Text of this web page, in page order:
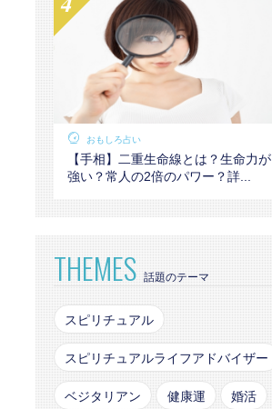
おもしろ占い
【手相】二重生命線とは？生命力が
強い？常人の2倍のパワー？詳...
THEMES 話題のテーマ
スピリチュアル
スピリチュアルライフアドバイザー
ベジタリアン 健康運 婚活